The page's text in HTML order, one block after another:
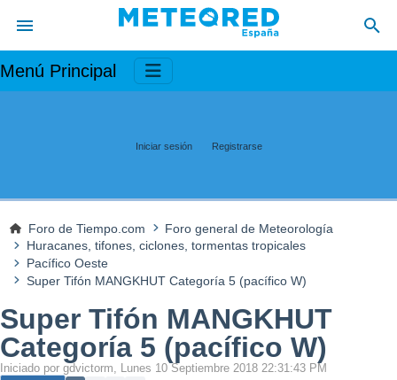
Menú Principal
Iniciar sesión Registrarse
Foro de Tiempo.com
Foro general de Meteorología
Huracanes, tifones, ciclones, tormentas tropicales
Pacífico Oeste
Super Tifón MANGKHUT Categoría 5 (pacífico W)
Super Tifón MANGKHUT
Categoría 5 (pacífico W)
Iniciado por gdvictorm, Lunes 10 Septiembre 2018 22:31:43 PM